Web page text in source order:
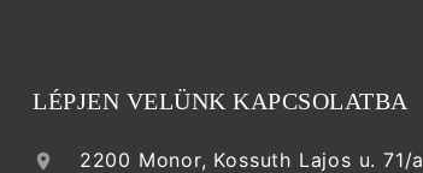
LÉPJEN VELÜNK KAPCSOLATBA
2200 Monor, Kossuth Lajos u. 71/a